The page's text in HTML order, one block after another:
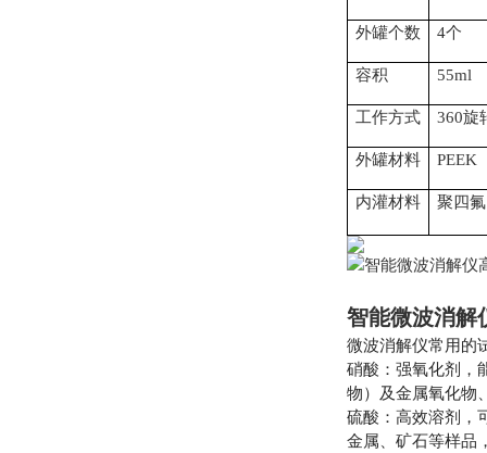
外罐个数 4个
容积 55ml
工作方式 360旋
外罐材料 PEEK
内灌材料 聚四氟
智能微波消解
微波消解仪常用的
硝酸：强氧化剂，
物）及金属氧化物
硫酸：高效溶剂，
金属、矿石等样品